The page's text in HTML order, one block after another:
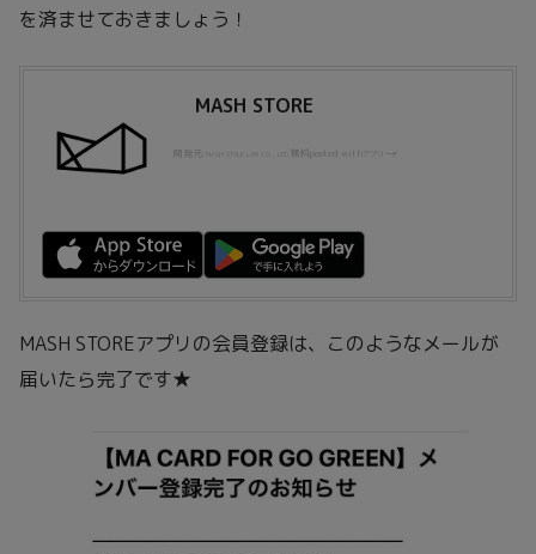
を済ませておきましょう！
MASH STORE
開発元: 無料posted withアプリーチ
MASH STOREアプリの会員登録は、このようなメールが
届いたら完了です★